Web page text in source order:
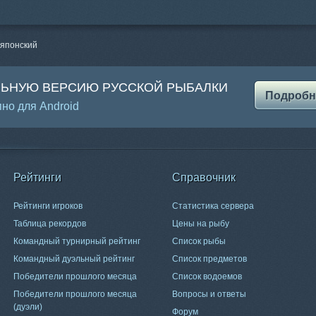
ВЕРСИЮ РУССКОЙ РЫБАЛКИ
для Android
Рейтинги
Рейтинги игроков
Таблица рекордов
Командный турнирный рейтинг
Командный дуэльный рейтинг
Победители прошлого месяца
Победители прошлого месяца
(дуэли)
Справочник
Статистика сервера
Цены на рыбу
Список рыбы
Список предметов
Список водоемов
Вопросы и ответы
Форум